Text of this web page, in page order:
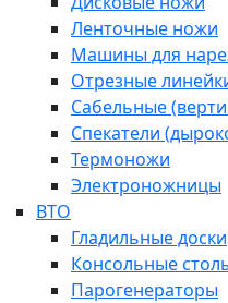
Ленточные ножи
Машины для
Отрезные
Сабельные
Спекатели
Термоножи
Электроножницы
ВТО
Гладильные доски
Консольные
Парогенераторы